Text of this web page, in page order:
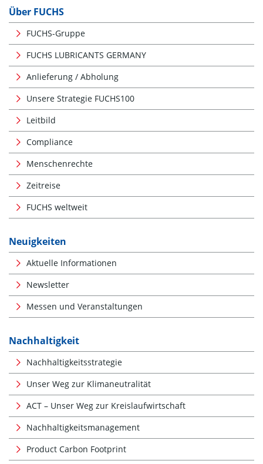
Über FUCHS
FUCHS-Gruppe
FUCHS LUBRICANTS GERMANY
Anlieferung / Abholung
Unsere Strategie FUCHS100
Leitbild
Compliance
Menschenrechte
Zeitreise
FUCHS weltweit
Neuigkeiten
Aktuelle Informationen
Newsletter
Messen und Veranstaltungen
Nachhaltigkeit
Nachhaltigkeitsstrategie
Unser Weg zur Klimaneutralität
ACT – Unser Weg zur Kreislaufwirtschaft
Nachhaltigkeitsmanagement
Product Carbon Footprint